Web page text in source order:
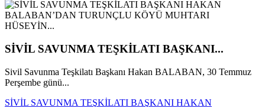
SİVİL SAVUNMA TEŞKİLATI BAŞKANI...
Sivil Savunma Teşkilatı Başkanı Hakan BALABAN, 30 Temmuz
Perşembe günü...
SİVİL SAVUNMA TEŞKİLATI BAŞKANI HAKAN